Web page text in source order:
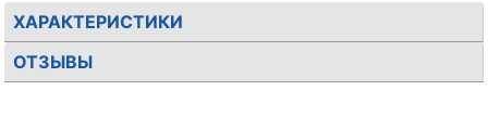
ХАРАКТЕРИСТИКИ
ОТЗЫВЫ